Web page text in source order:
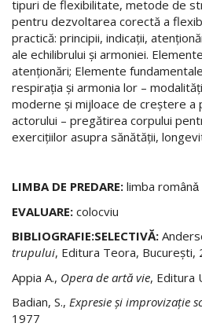
tipuri de flexibilitate, metode de
pentru dezvoltarea corectă a
practică: principii, indicaţii,
ale echilibrului şi armoniei.
atenţionări; Elemente
respiraţia şi armonia lor –
moderne şi mijloace de creştere
actorului – pregătirea corpului
exerciţiilor asupra sănătăţii,
LIMBA DE PREDARE: limba românǎ
EVALUARE: colocviu
BIBLIOGRAFIE:SELECTIVĂ:
trupului, Editura Teora, Bucureşti,
Appia A., Opera de artă vie, Editura
Badian, S., Expresie şi improvizaţie
1977